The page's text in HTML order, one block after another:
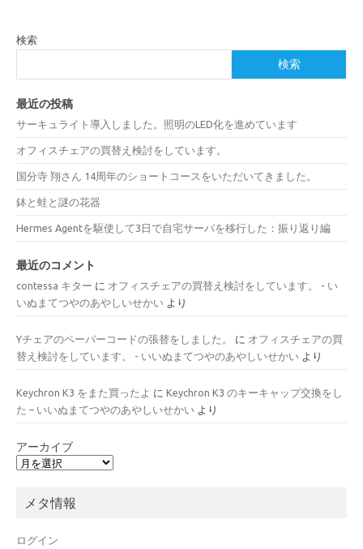
検索
検索
最近の投稿
サーキュライト導入しました。照明のLED化を進めています
オフィスチェアの買替え検討をしています。
国分寺 翔さん 14周年のショートコースをいただいてきました。
鉢と蛙と謎の花器
Hermes Agentを駆使して3日で自宅サーバを移行した：振り返り編
最近のコメント
contessa キター に オフィスチェアの買替え検討をしています。 - い
いぬまてつやのあやしいせかい より
Yチェアのペーパーコードの張替をしました。 に オフィスチェアの買
替え検討をしています。 - いいぬまてつやのあやしいせかい より
Keychron K3 をまた買ったよ に Keychron K3 のキーキャップ交換をし
た – いいぬまてつやのあやしいせかい より
アーカイブ
メタ情報
ログイン